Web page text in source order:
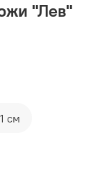
"Лев"
см